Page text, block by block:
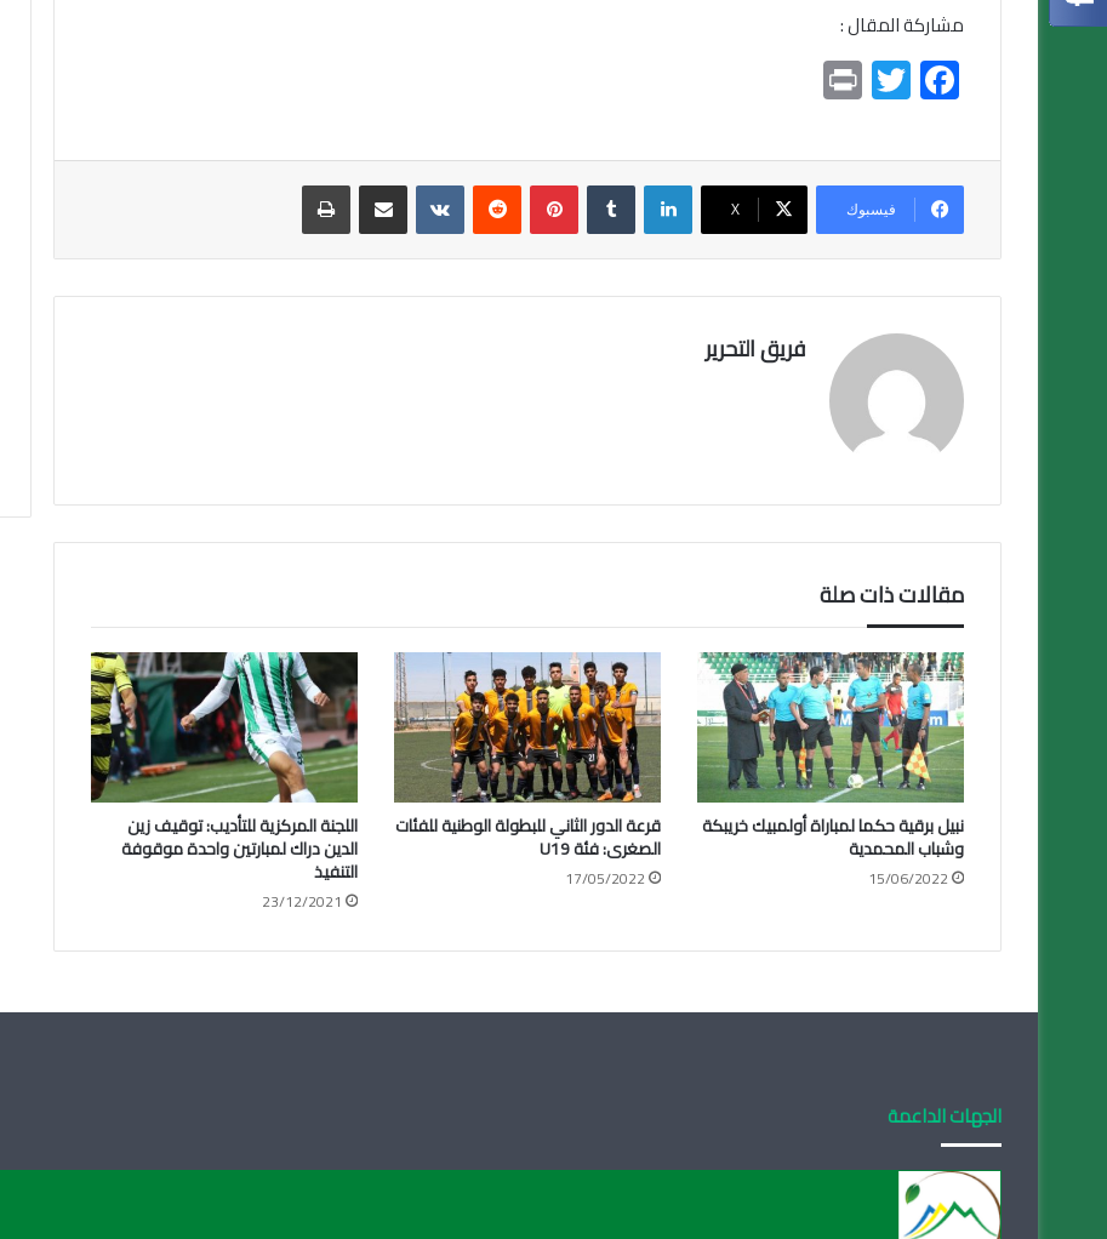
مشاركة المقال :
F
ac
e
b
o
ok
T
wi
tt
er
t
فيسبوك X
لينكدإن بينتيريست مشاركة عبر البريد طباعة
فريق التحرير
مقالات ذات صلة
نبيل برقية حكما لمباراة أولمبيك خريبكة
وشباب المحمدية
15/06/2022
قرعة الدور الثاني للبطولة الوطنية للفئات
الصغرى: فئة U19
17/05/2022
اللجنة المركزية للتأديب: توقيف زين
الدين دراك لمبارتين واحدة موقوفة
التنفيذ
23/12/2021
الجهات الداعمة